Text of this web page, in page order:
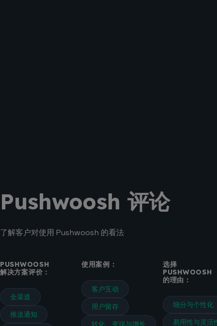
Pushwoosh 评论
了解客户对使用 Pushwoosh 的看法
PUSHWOOSH
解决方案评价：
全渠道
推送通知
使用案例：
客户互动
用户留存
转化、变现与增长
选择
PUSHWOOSH
的理由：
细分与个性化
易用性与灵活